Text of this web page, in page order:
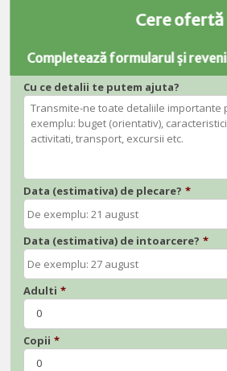
Cere ofertă
Completează formularul și
Cu ce detalii te putem ajuta?
Data (estimativa) de plecare? *
Data (estimativa) de intoarcere? *
Adulti *
0
Copii *
0